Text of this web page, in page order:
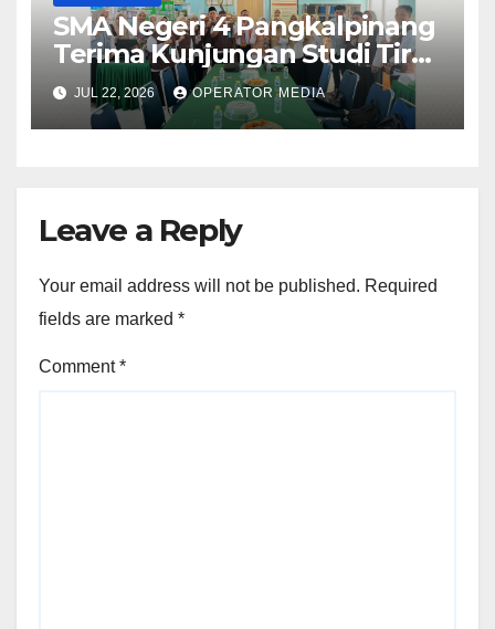
SMA Negeri 4 Pangkalpinang
Terima Kunjungan Studi Tiru
Manajemen dari SMA Negeri 1
Lubuk Besar
JUL 22, 2026 OPERATOR MEDIA
Leave a Reply
Your email address will not be published. Required
fields are marked *
Comment*